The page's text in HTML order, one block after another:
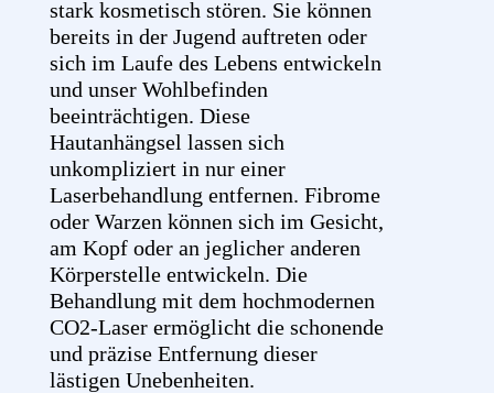
stark kosmetisch stören. Sie können
bereits in der Jugend auftreten oder
sich im Laufe des Lebens entwickeln
und unser Wohlbefinden
beeinträchtigen. Diese
Hautanhängsel lassen sich
unkompliziert in nur einer
Laserbehandlung entfernen. Fibrome
oder Warzen können sich im Gesicht,
am Kopf oder an jeglicher anderen
Körperstelle entwickeln. Die
Behandlung mit dem hochmodernen
CO2-Laser ermöglicht die schonende
und präzise Entfernung dieser
lästigen Unebenheiten.